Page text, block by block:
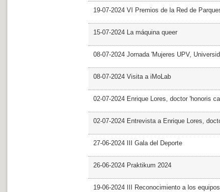
19-07-2024 VI Premios de la Red de
15-07-2024 La máquina queer
08-07-2024 Jornada 'Mujeres UPV,
08-07-2024 Visita a iMoLab
02-07-2024 Enrique Lores, doctor 'honoris
02-07-2024 Entrevista a Enrique Lores,
27-06-2024 III Gala del Deporte
26-06-2024 Praktikum 2024
19-06-2024 III Reconocimiento a los